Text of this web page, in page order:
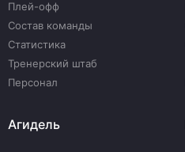
Плей-офф
Состав команды
Статистика
Тренерский штаб
Персонал
Агидель